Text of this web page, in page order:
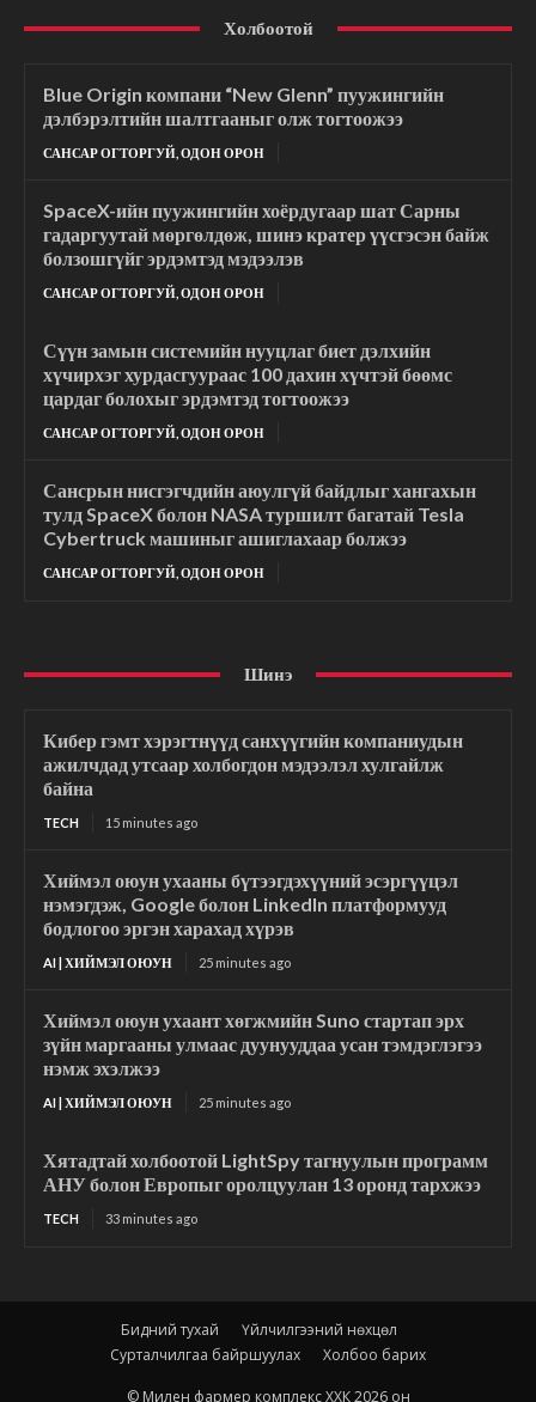
Холбоотой
Blue Origin компани “New Glenn” пуужингийн
дэлбэрэлтийн шалтгааныг олж тогтоожээ
САНСАР ОГТОРГУЙ, ОДОН ОРОН
SpaceX-ийн пуужингийн хоёрдугаар шат Сарны
гадаргуутай мөргөлдөж, шинэ кратер үүсгэсэн байж
болзошгүйг эрдэмтэд мэдээлэв
САНСАР ОГТОРГУЙ, ОДОН ОРОН
Сүүн замын системийн нууцлаг биет дэлхийн
хүчирхэг хурдасгуураас 100 дахин хүчтэй бөөмс
цардаг болохыг эрдэмтэд тогтоожээ
САНСАР ОГТОРГУЙ, ОДОН ОРОН
Сансрын нисгэгчдийн аюулгүй байдлыг хангахын
тулд SpaceX болон NASA туршилт багатай Tesla
Cybertruck машиныг ашиглахаар болжээ
САНСАР ОГТОРГУЙ, ОДОН ОРОН
Шинэ
Кибер гэмт хэрэгтнүүд санхүүгийн компаниудын
ажилчдад утсаар холбогдон мэдээлэл хулгайлж
байна
TECH 15 minutes ago
Хиймэл оюун ухааны бүтээгдэхүүний эсэргүүцэл
нэмэгдэж, Google болон LinkedIn платформууд
бодлогоо эргэн харахад хүрэв
AI | ХИЙМЭЛ ОЮУН 25 minutes ago
Хиймэл оюун ухаант хөгжмийн Suno стартап эрх
зүйн маргааны улмаас дуунууддаа усан тэмдэглэгээ
нэмж эхэлжээ
AI | ХИЙМЭЛ ОЮУН 25 minutes ago
Хятадтай холбоотой LightSpy тагнуулын программ
АНУ болон Европыг оролцуулан 13 оронд тархжээ
TECH 33 minutes ago
Бидний тухай
Үйлчилгээний нөхцөл
Сурталчилгаа байршуулах
Холбоо барих
© Милен фармер комплекс ХХК 2026 он